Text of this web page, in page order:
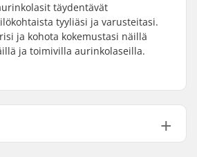
täydentävät
tyyliäsi ja varusteitasi.
ja kohota kokemustasi näillä
ja toimivilla aurinkolaseilla.